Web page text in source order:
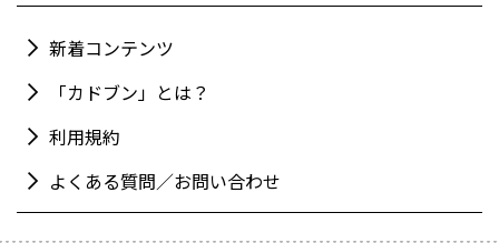
新着コンテンツ
「カドブン」とは？
利用規約
よくある質問／お問い合わせ